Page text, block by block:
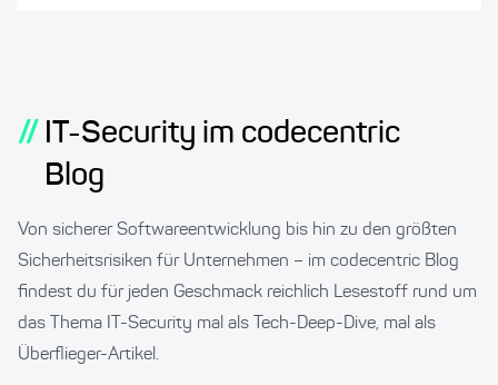
// IT-Security im codecentric
Blog
Von sicherer Softwareentwicklung bis hin zu den größten
Sicherheitsrisiken für Unternehmen – im codecentric Blog
findest du für jeden Geschmack reichlich Lesestoff rund um
das Thema IT-Security mal als Tech-Deep-Dive, mal als
Überflieger-Artikel.